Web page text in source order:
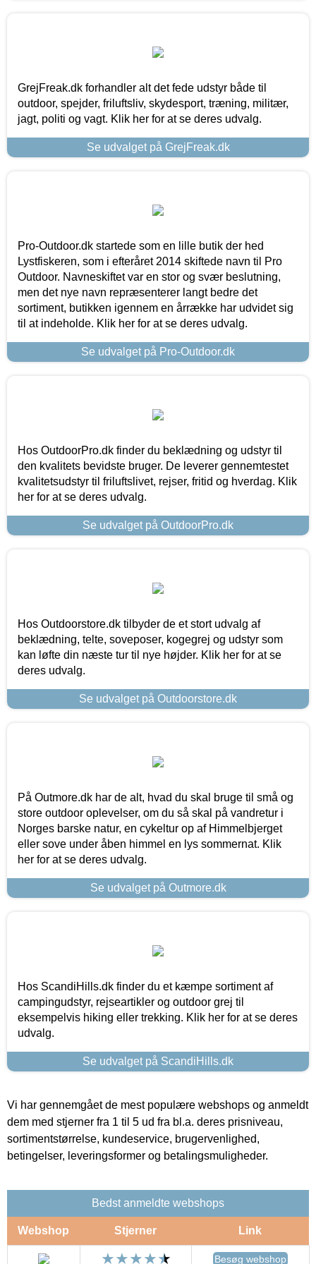
GrejFreak.dk forhandler alt det fede udstyr både til
outdoor, spejder, friluftsliv, skydesport, træning, militær,
jagt, politi og vagt. Klik her for at se deres udvalg.
Se udvalget på GrejFreak.dk
Pro-Outdoor.dk startede som en lille butik der hed
Lystfiskeren, som i efteråret 2014 skiftede navn til Pro
Outdoor. Navneskiftet var en stor og svær beslutning,
men det nye navn repræsenterer langt bedre det
sortiment, butikken igennem en årrække har udvidet sig
til at indeholde. Klik her for at se deres udvalg.
Se udvalget på Pro-Outdoor.dk
Hos OutdoorPro.dk finder du beklædning og udstyr til
den kvalitets bevidste bruger. De leverer gennemtestet
kvalitetsudstyr til friluftslivet, rejser, fritid og hverdag. Klik
her for at se deres udvalg.
Se udvalget på OutdoorPro.dk
Hos Outdoorstore.dk tilbyder de et stort udvalg af
beklædning, telte, soveposer, kogegrej og udstyr som
kan løfte din næste tur til nye højder. Klik her for at se
deres udvalg.
Se udvalget på Outdoorstore.dk
På Outmore.dk har de alt, hvad du skal bruge til små og
store outdoor oplevelser, om du så skal på vandretur i
Norges barske natur, en cykeltur op af Himmelbjerget
eller sove under åben himmel en lys sommernat. Klik
her for at se deres udvalg.
Se udvalget på Outmore.dk
Hos ScandiHills.dk finder du et kæmpe sortiment af
campingudstyr, rejseartikler og outdoor grej til
eksempelvis hiking eller trekking. Klik her for at se deres
udvalg.
Se udvalget på ScandiHills.dk
Vi har gennemgået de mest populære webshops og anmeldt
dem med stjerner fra 1 til 5 ud fra bl.a. deres prisniveau,
sortimentstørrelse, kundeservice, brugervenlighed,
betingelser, leveringsformer og betalingsmuligheder.
Bedst anmeldte webshops
Webshop Stjerner Link
Besøg webshop